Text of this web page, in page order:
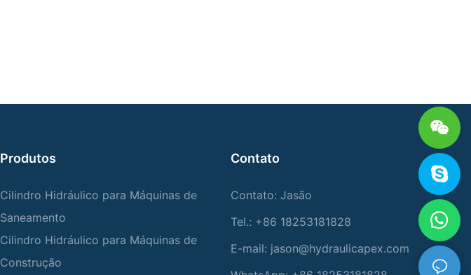
Produtos
Cilindro Hidráulico para Máquinas de
Saneamento
Cilindro Hidráulico para Máquinas de
Construção
Contato
Contato: Jasão
Tel.: +86 18253181828
E-mail: jason@hydraulicapex.com